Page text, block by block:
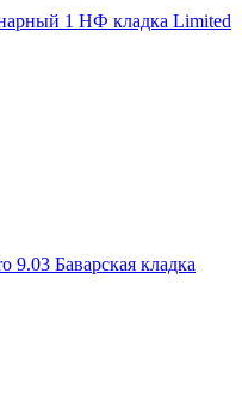
1 НФ кладка Limited